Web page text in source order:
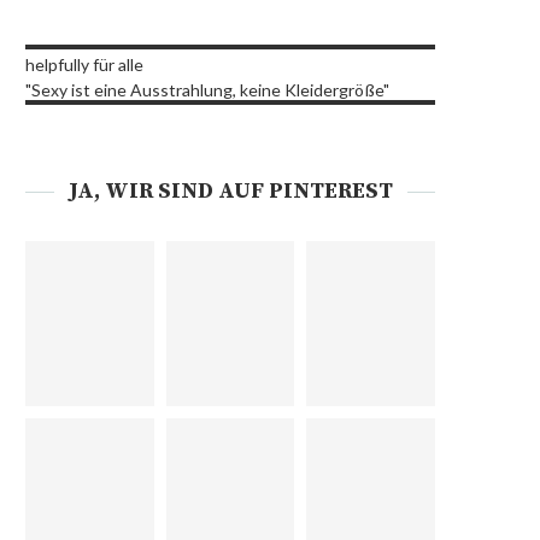
helpfully für alle
"Sexy ist eine Ausstrahlung, keine Kleidergröße"
JA, WIR SIND AUF PINTEREST